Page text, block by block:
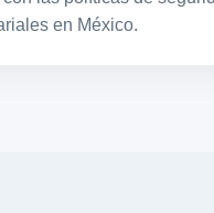
en México.